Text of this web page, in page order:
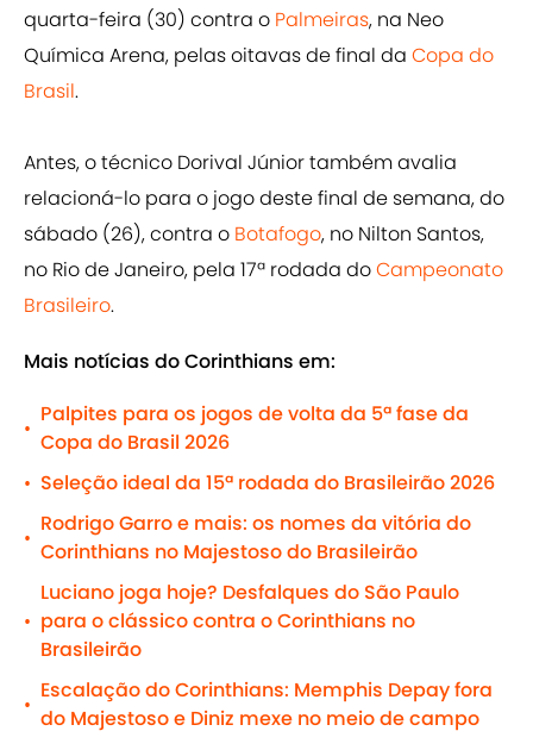
quarta-feira (30) contra o Palmeiras, na Neo
Química Arena, pelas oitavas de final da Copa do
Brasil.
Antes, o técnico Dorival Júnior também avalia
relacioná-lo para o jogo deste final de semana, do
sábado (26), contra o Botafogo, no Nilton Santos,
no Rio de Janeiro, pela 17ª rodada doCampeonato
Brasileiro.
Mais notícias do Corinthians em:
•
Palpites para os jogos de volta da 5ª fase da
Copa do Brasil 2026
• Seleção ideal da 15ª rodada do Brasileirão 2026
•
Rodrigo Garro e mais: os nomes da vitória do
Corinthians no Majestoso do Brasileirão
•
Luciano joga hoje? Desfalques do São Paulo
para o clássico contra o Corinthians no
Brasileirão
•
Escalação do Corinthians: Memphis Depay fora
do Majestoso e Diniz mexe no meio de campo